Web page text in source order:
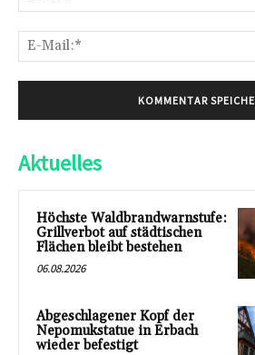
Aktuelles
Höchste Waldbrandwarnstufe:
Grillverbot auf städtischen
Flächen bleibt bestehen
06.08.2026
Abgeschlagener Kopf der
Nepomukstatue in Erbach
wieder befestigt